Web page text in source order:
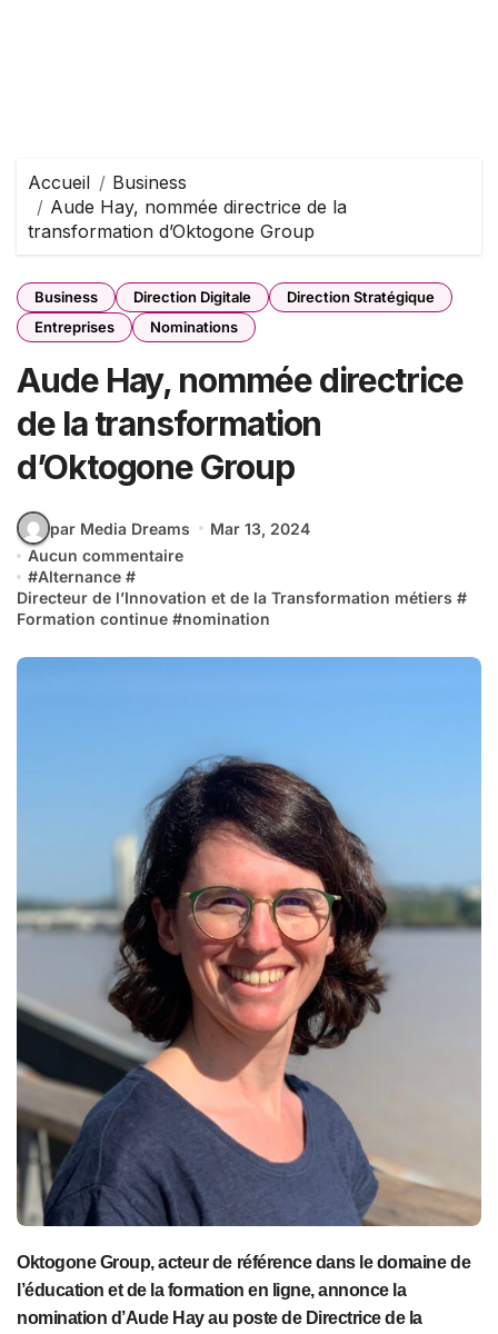
Accueil
Business
Aude Hay, nommée directrice de la
transformation d’Oktogone Group
Business Direction Digitale
Direction Stratégique
Entreprises
Nominations
Aude Hay, nommée directrice
de la transformation
d’Oktogone Group
par Media Dreams
Mar 13, 2024
Aucun commentaire
#Alternance #
Directeur de l’Innovation et de la Transformation métiers #
Formation continue #nomination
Oktogone Group, acteur de référence dans le domaine de
l’éducation et de la formation en ligne, annonce la
nomination d’Aude Hay au poste de Directrice de la